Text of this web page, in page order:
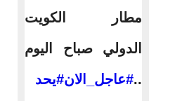
مطار الكويت
الدولي صباح اليوم
..#عاجل_الان#يحد